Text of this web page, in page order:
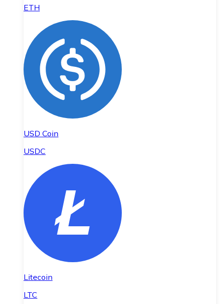
ETH
USD Coin
USDC
Litecoin
LTC